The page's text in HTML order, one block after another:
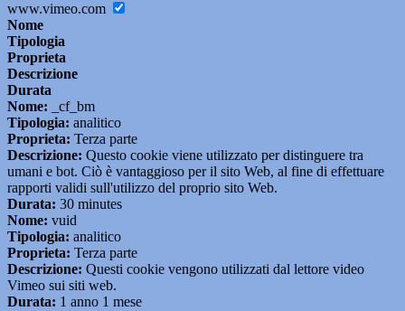
www.vimeo.com
Nome
Tipologia
Proprieta
Descrizione
Durata
Nome: _cf_bm
Tipologia: analitico
Proprieta: Terza parte
Descrizione: Questo cookie viene utilizzato per distinguere tra
umani e bot. Ciò è vantaggioso per il sito Web, al fine di effettuare
rapporti validi sull'utilizzo del proprio sito Web.
Durata: 30 minutes
Nome: vuid
Tipologia: analitico
Proprieta: Terza parte
Descrizione: Questi cookie vengono utilizzati dal lettore video
Vimeo sui siti web.
Durata: 1 anno 1 mese